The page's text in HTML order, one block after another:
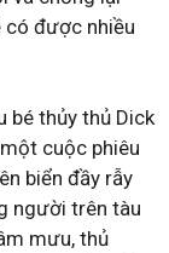
có được nhiều
bé thủy thủ Dick
cuộc phiêu
biển đầy rẫy
người trên tàu
mưu, thủ